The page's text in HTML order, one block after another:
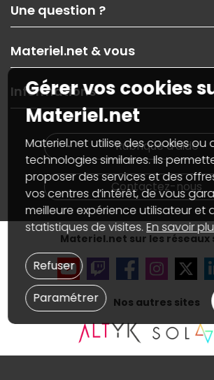
Nos services
Les magasins Materiel.net
Nos solutions pour les pros
Contactez-nous
Une question ?
Paiement, livraison
Garanties,Pack Zen
SAV, demander un retour
Informations
Guides d'achats et tutoriels
Materiel.net & vous
On répare votre PC portable
On rachète votre carte graphique
PC sur mesure : Votre RDV personnalisé
Notre démarche écologique
Materiel.net recrute
Notre programme d'affiliation
Partenariat & Sponsoring
Informations
Plan du site
Nos marques
Conditions générales de vente
Marketplace
Informations légales
Données personnellesetcookies
Gérer vos cookies
Accessibilité : non conforme
Rubrique d'aide
Contactez-nous
Materiel.net sur les réseaux
Nos autres sites
Gérer vos cookies
Materiel.net
Materiel.net utilise des cookies ou
technologies similaires. Ils
proposer des services et des
vos centres d’intérêt, de vous
meilleure expérience utilisateur et
statistiques de visites.En savoir
Paramétrer
Refuser